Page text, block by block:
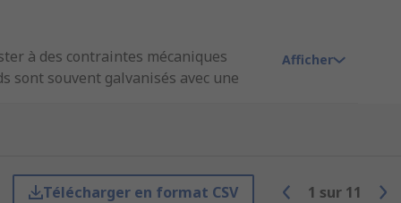
à des contraintes mécaniques
sont souvent galvanisés avec une
Afficher
Télécharger en format CSV 1 sur 11